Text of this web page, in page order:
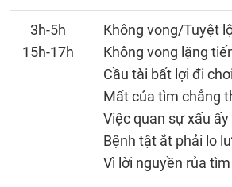
3h-5h
15h-17h
Không vong/Tuyệt
Không vong lặng
Cầu tài bất lợi đi
Mất của tìm chẳng
Việc quan sự xấu
Bệnh tật ắt phải lo
Vì lời nguyền rủa